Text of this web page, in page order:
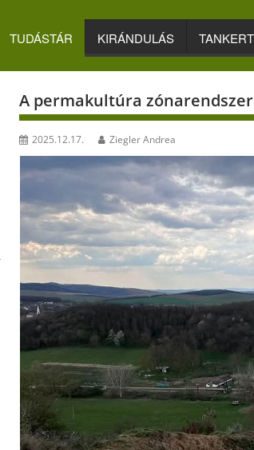
TUDÁSTÁR KIRÁNDULÁS
A permakultúra
2025.12.17. Ziegler Andrea